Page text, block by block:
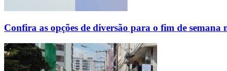
Confira as opções de diversão para o fim de